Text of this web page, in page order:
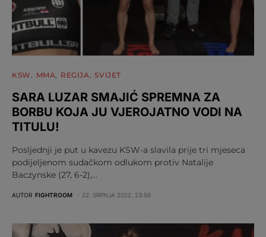
KSW MMA REGIJA SVIJET
SARA LUZAR SMAJIĆ SPREMNA ZA
BORBU KOJA JU VJEROJATNO VODI NA
TITULU!
Posljednji je put u kavezu KSW-a slavila prije tri mjeseca
podijeljenom sudačkom odlukom protiv Natalije
Baczynske (27, 6-2),…
AUTOR FIGHTROOM 22. SRPNJA 2022. 23:56